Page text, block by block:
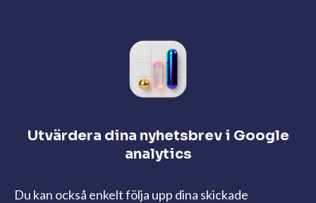
Utvärdera dina nyhetsbrev i Google
analytics
Du kan också enkelt följa upp dina skickade